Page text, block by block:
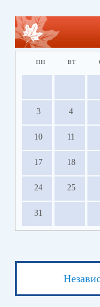
пн вт
3 4
10 11
17 18
24 25
31